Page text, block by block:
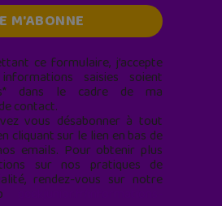
ce formulaire, j’accepte
saisies soient
dans le cadre de ma
contact.
vous désabonner à tout
cliquant sur le lien en bas de
emails. Pour obtenir plus
sur nos pratiques de
rendez-vous sur notre